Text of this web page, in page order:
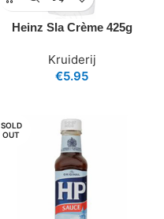
Heinz Sla Crème 425g
Kruiderij
€5.95
SOLD
OUT